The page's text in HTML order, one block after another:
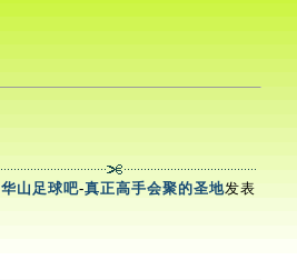
华山足球吧-真正高手会聚的圣地发表